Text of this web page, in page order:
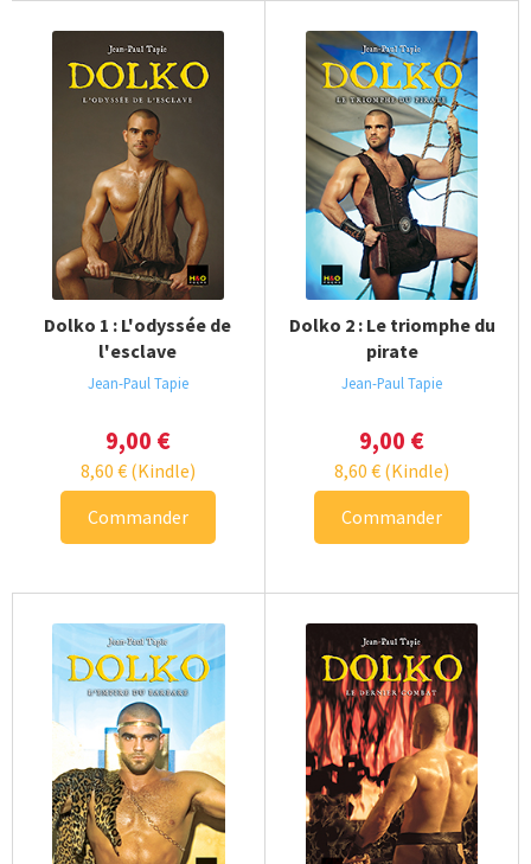
Dolko 1 : L'odyssée de
l'esclave
Jean-Paul Tapie
9,00 €
8,60 €(Kindle)
Commander
Dolko 2 : Le triomphe du
pirate
Jean-Paul Tapie
9,00 €
8,60€ (Kindle)
Commander